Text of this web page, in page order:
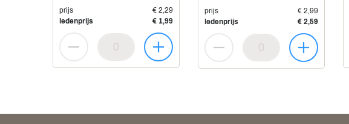
prijs
€ 2,29
ledenprijs
€ 1,99
prijs
€ 2,99
ledenprijs
€ 2,59